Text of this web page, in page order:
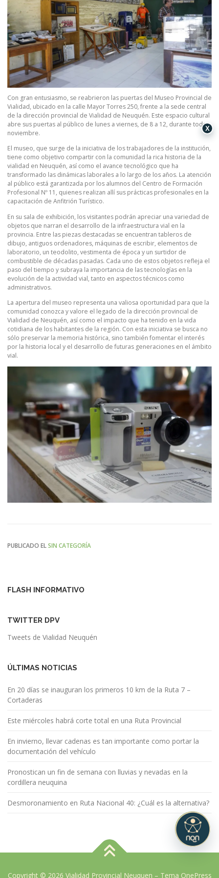
Con gran entusiasmo, se reabrieron las puertas del Museo Provincial de
Vialidad, ubicado en la calle Mayor Torres 250, frente a la sede central
de la dirección provincial de Vialidad de Neuquén. Este espacio cultural
abre sus puertas al público de lunes a viernes, de 8 a 12, durante todo
noviembre.
El museo, que surge de la iniciativa de los trabajadores de la institución,
tiene como objetivo compartir con la comunidad la rica historia de la
vialidad en Neuquén, así como el avance tecnológico que ha
transformado las dinámicas laborales a lo largo de los años. La atención
al público está garantizada por los alumnos del Centro de Formación
Profesional Nº 11, quienes realizan allí sus prácticas profesionales en la
capacitación de Anfitrión Turístico.
En su sala de exhibición, los visitantes podrán apreciar una variedad de
objetos que narran el desarrollo de la infraestructura vial en la
provincia. Entre las piezas destacadas se encuentran tableros de
dibujo, antiguos ordenadores, máquinas de escribir, elementos de
laboratorio, un teodolito, vestimenta de época y un surtidor de
combustible de décadas pasadas. Cada uno de estos objetos refleja el
paso del tiempo y subraya la importancia de las tecnologías en la
evolución de la actividad vial, tanto en aspectos técnicos como
administrativos.
La apertura del museo representa una valiosa oportunidad para que la
comunidad conozca y valore el legado de la dirección provincial de
Vialidad de Neuquén, así como el impacto que ha tenido en la vida
cotidiana de los habitantes de la región. Con esta iniciativa se busca no
sólo preservar la memoria histórica, sino también fomentar el interés
por la historia local y el desarrollo de futuras generaciones en el ámbito
vial.
PUBLICADO ELSIN CATEGORÍA
FLASH INFORMATIVO
TWITTER DPV
Tweets de Vialidad Neuquén
ÚLTIMAS NOTICIAS
En 20 días se inauguran los primeros 10 km de la Ruta 7 –
Cortaderas
Este miércoles habrá corte total en una Ruta Provincial
En invierno, llevar cadenas es tan importante como portar la
documentación del vehículo
Pronostican un fin de semana con lluvias y nevadas en la
cordillera neuquina
Desmoronamiento en Ruta Nacional 40: ¿Cuál es la alternativa?
Copyright © 2026 Vialidad Provincial Neuquen – Tema OnePress
X